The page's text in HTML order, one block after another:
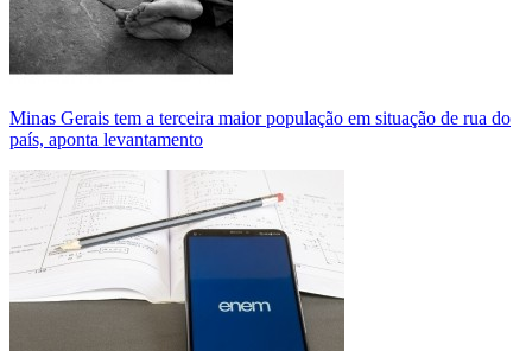
Minas Gerais tem a terceira maior população em situação de rua do
país, aponta levantamento